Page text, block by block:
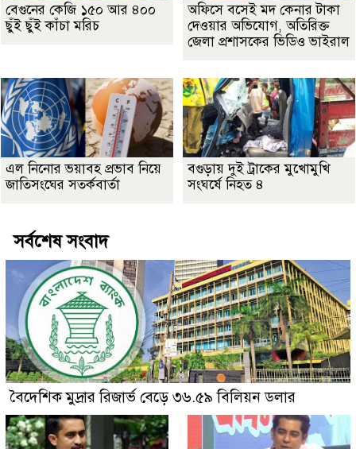
বেগুনের কেজি ১৫০ আর ৪০০
ছুঁই ছুঁই কাঁচা মরিচ
অফিসে বসেই মদ কেনার টাকা
দেওয়ার অভিযোগ, অতিরিক্ত
জেলা প্রশাসকের ভিডিও ভাইরাল
এল নিনোর ভয়াবহ প্রভাব নিয়ে
জাতিসংঘের সতর্কবার্তা
বগুড়ায় দুই ট্রাকের মুখোমুখি
সংঘর্ষে নিহত ৪
সর্বশেষ সংবাদ
বৈদেশিক মুদ্রার রিজার্ভ বেড়ে ৩৬.৫৯ বিলিয়ন ডলার